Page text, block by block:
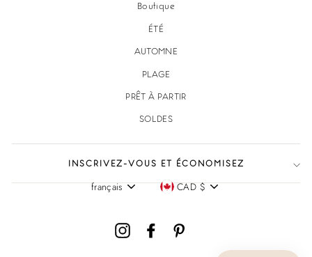
Boutique
ÉTÉ
AUTOMNE
PLAGE
PRÊT À PARTIR
SOLDES
INSCRIVEZ-VOUS ET ÉCONOMISEZ
Langue
français Devise
CAD $
InstagramFacebook